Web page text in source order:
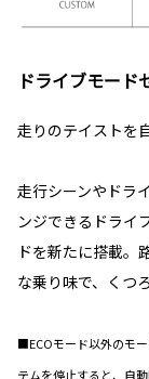
ドライブモード
走りのテイストを
走行シーンやドラ
ンジできるドライ
ドを新たに搭載。
な乗り味で、くつ
■ECOモード以外のモ
テムを停止すると、自